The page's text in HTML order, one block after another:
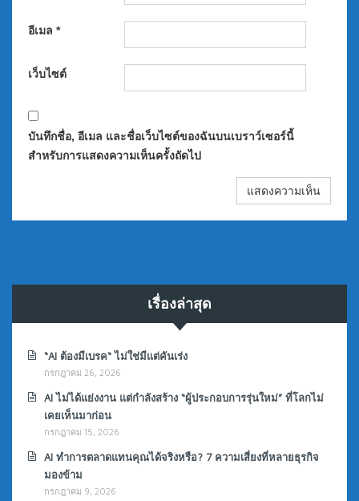
อีเมล *
เว็บไซต์
บันทึกชื่อ, อีเมล และชื่อเว็บไซต์ของฉันบนเบราว์เซอร์นี้
สำหรับการแสดงความเห็นครั้งถัดไป
เรื่องล่าสุด
“AI ต้องมีเบรค“ ไม่ใช่มีแต่คันเร่ง
กรกฎาคม 26, 2026
AI ไม่ได้แย่งงาน แต่กำลังสร้าง “ผู้ประกอบการรุ่นใหม่” ที่โลกไม่
เคยเห็นมาก่อน
กรกฎาคม 15, 2026
AI ทำการตลาดแทนคุณได้จริงหรือ? 7 ความเสี่ยงที่หลายธุรกิจ
มองข้าม
กรกฎาคม 9, 2026